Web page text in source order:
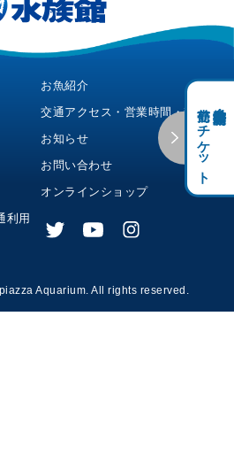
前売りチケット
お魚紹介
交通アクセス・営業時間・料金
お知らせ
お問い合わせ
オンラインショップ
利用
Aquarium. All rights reserved.